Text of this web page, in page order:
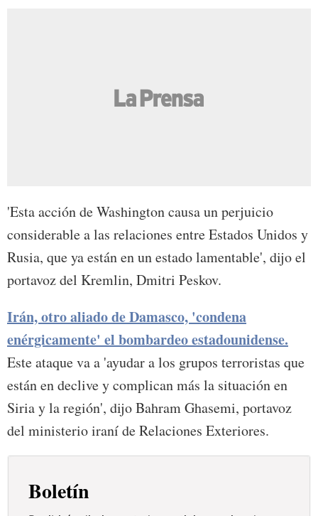
'Esta acción de Washington causa un perjuicio
considerable a las relaciones entre Estados Unidos y
Rusia, que ya están en un estado lamentable', dijo el
portavoz del Kremlin, Dmitri Peskov.
Irán, otro aliado de Damasco, 'condena
enérgicamente' el bombardeo estadounidense.
Este ataque va a 'ayudar a los grupos terroristas que
están en declive y complican más la situación en
Siria y la región', dijo Bahram Ghasemi, portavoz
del ministerio iraní de Relaciones Exteriores.
Boletín